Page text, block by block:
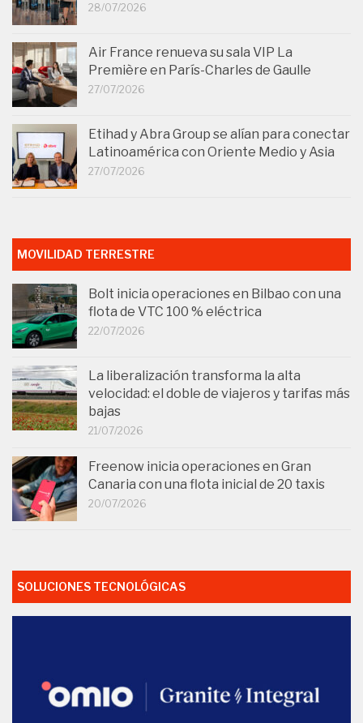
28/07/2026
Air France renueva su sala VIP La
Première en París-Charles de Gaulle
27/07/2026
Etihad y Abra Group se alían para conectar
Latinoamérica con Oriente Medio y Asia
27/07/2026
MOVILIDAD TERRESTRE
Bolt inicia operaciones en Bilbao con una
flota de VTC 100 % eléctrica
22/07/2026
La liberalización transforma la alta
velocidad: el doble de viajeros y tarifas más
bajas
21/07/2026
Freenow inicia operaciones en Gran
Canaria con una flota inicial de 20 taxis
20/07/2026
SOLUCIONES TECNOLÓGICAS